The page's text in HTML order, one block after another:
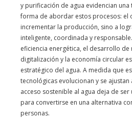
y purificación de agua evidencian
forma de abordar estos procesos: el
incrementar la producción, sino a
inteligente, coordinada y
eficiencia energética, el desarrollo de
digitalización y la economía circular
estratégico del agua. A medida que
tecnológicas evolucionan y se
acceso sostenible al agua deja de
para convertirse en una alternativa
personas.